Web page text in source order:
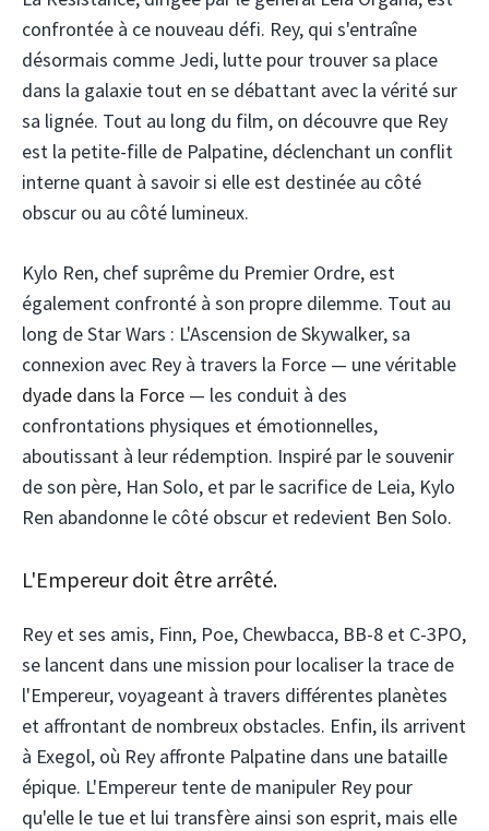
confrontée à ce nouveau défi. Rey, qui s'entraîne
désormais comme Jedi, lutte pour trouver sa place
dans la galaxie tout en se débattant avec la vérité sur
sa lignée. Tout au long du film, on découvre que Rey
est la petite-fille de Palpatine, déclenchant un conflit
interne quant à savoir si elle est destinée au côté
obscur ou au côté lumineux.
Kylo Ren, chef suprême du Premier Ordre, est
également confronté à son propre dilemme. Tout au
long de Star Wars : L'Ascension de Skywalker, sa
connexion avec Rey à travers la Force — une véritable
dyade dans la Force — les conduit à des
confrontations physiques et émotionnelles,
aboutissant à leur rédemption. Inspiré par le souvenir
de son père, Han Solo, et par le sacrifice de Leia, Kylo
Ren abandonne le côté obscur et redevient Ben Solo.
L'Empereur doit être arrêté.
Rey et ses amis, Finn, Poe, Chewbacca, BB-8 et C-3PO,
se lancent dans une mission pour localiser la trace de
l'Empereur, voyageant à travers différentes planètes
et affrontant de nombreux obstacles. Enfin, ils arrivent
à Exegol, où Rey affronte Palpatine dans une bataille
épique. L'Empereur tente de manipuler Rey pour
qu'elle le tue et lui transfère ainsi son esprit, mais elle